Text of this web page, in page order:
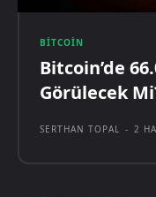
BITCOIN
Bitcoin’de
Görülecek
SERTHAN TOPAL - 2